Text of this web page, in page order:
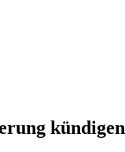
kündigen